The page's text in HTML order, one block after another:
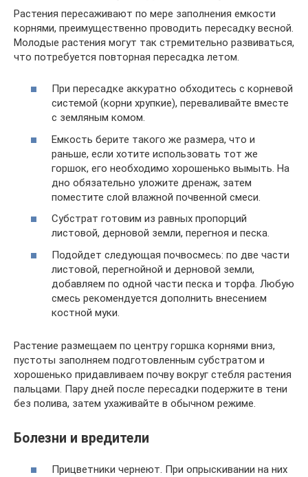
Растения пересаживают по мере заполнения емкости
корнями, преимущественно проводить пересадку весной.
Молодые растения могут так стремительно развиваться,
что потребуется повторная пересадка летом.
При пересадке аккуратно обходитесь с корневой
системой (корни хрупкие), переваливайте вместе
с земляным комом.
Емкость берите такого же размера, что и
раньше, если хотите использовать тот же
горшок, его необходимо хорошенько вымыть. На
дно обязательно уложите дренаж, затем
поместите слой влажной почвенной смеси.
Субстрат готовим из равных пропорций
листовой, дерновой земли, перегноя и песка.
Подойдет следующая почвосмесь: по две части
листовой, перегнойной и дерновой земли,
добавляем по одной части песка и торфа. Любую
смесь рекомендуется дополнить внесением
костной муки.
Растение размещаем по центру горшка корнями вниз,
пустоты заполняем подготовленным субстратом и
хорошенько придавливаем почву вокруг стебля растения
пальцами. Пару дней после пересадки подержите в тени
без полива, затем ухаживайте в обычном режиме.
Болезни и вредители
Прицветники чернеют. При опрыскивании на них